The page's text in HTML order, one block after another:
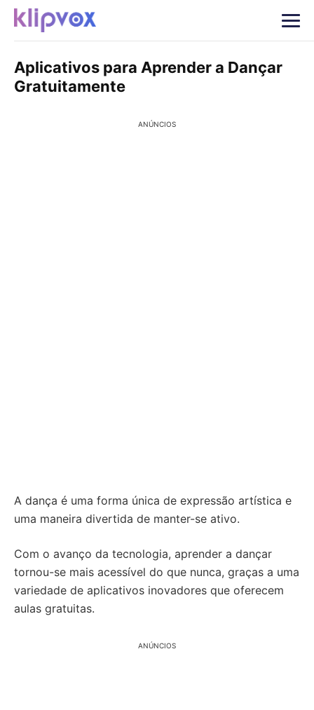
Aplicativos para Aprender a Dançar
Gratuitamente
ANÚNCIOS
A dança é uma forma única de expressão artística e
uma maneira divertida de manter-se ativo.
Com o avanço da tecnologia, aprender a dançar
tornou-se mais acessível do que nunca, graças a uma
variedade de aplicativos inovadores que oferecem
aulas gratuitas.
ANÚNCIOS